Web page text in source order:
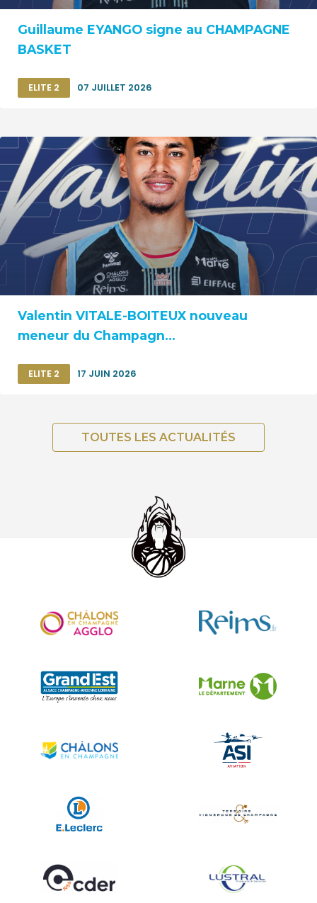
Guillaume EYANGO signe au CHAMPAGNE
BASKET
ELITE 2 07 JUILLET 2026
Valentin VITALE-BOITEUX nouveau
meneur du Champagn...
ELITE 2 17 JUIN 2026
TOUTES LES ACTUALITÉS